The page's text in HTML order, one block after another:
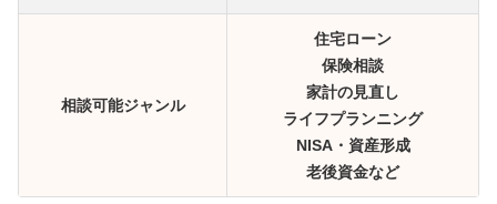
相談可能ジャンル
住宅ローン
保険相談
家計の見直し
ライフプランニング
NISA・資産形成
老後資金など